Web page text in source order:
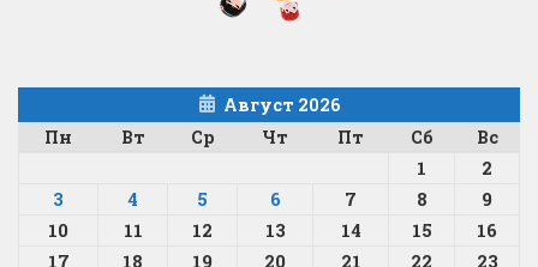
Август 2026
Пн
Вт Ср Чт Пт Сб Вс
1
2
3
4 5 6 7 8
9
10
11 12 13 14 15
16
17
18 19 20 21 22 23